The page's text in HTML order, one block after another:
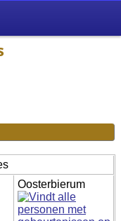
Oosterbierum